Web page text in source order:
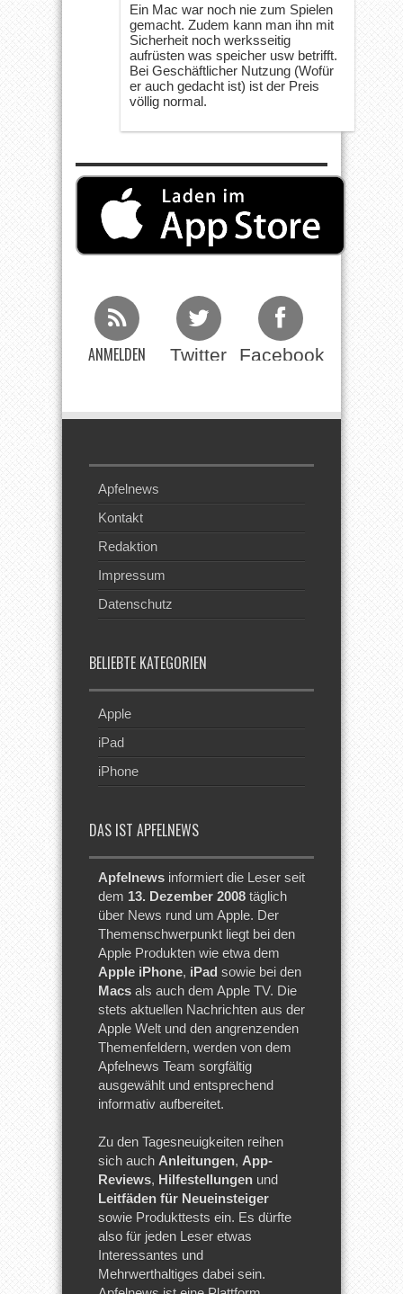
Ein Mac war noch nie zum Spielen
gemacht. Zudem kann man ihn mit
Sicherheit noch werksseitig
aufrüsten was speicher usw betrifft.
Bei Geschäftlicher Nutzung (Wofür
er auch gedacht ist) ist der Preis
völlig normal.
ANMELDEN Twitter Facebook
Apfelnews
Kontakt
Redaktion
Impressum
Datenschutz
BELIEBTE KATEGORIEN
Apple
iPad
iPhone
DAS IST APFELNEWS
Apfelnews informiert die Leser seit
dem 13. Dezember 2008 täglich
über News rund um Apple. Der
Themenschwerpunkt liegt bei den
Apple Produkten wie etwa dem
Apple iPhone, iPad sowie bei den
Macs als auch dem Apple TV. Die
stets aktuellen Nachrichten aus der
Apple Welt und den angrenzenden
Themenfeldern, werden von dem
Apfelnews Team sorgfältig
ausgewählt und entsprechend
informativ aufbereitet.
Zu den Tagesneuigkeiten reihen
sich auch Anleitungen, App-
Reviews, Hilfestellungen und
Leitfäden für Neueinsteiger
sowie Produkttests ein. Es dürfte
also für jeden Leser etwas
Interessantes und
Mehrwerthaltiges dabei sein.